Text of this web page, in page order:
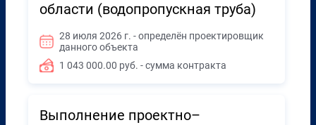
области (водопропускная труба)
28 июля 2026 г. - определён проектировщик
данного объекта
1 043 000.00 руб. - сумма контракта
Выполнение проектно–